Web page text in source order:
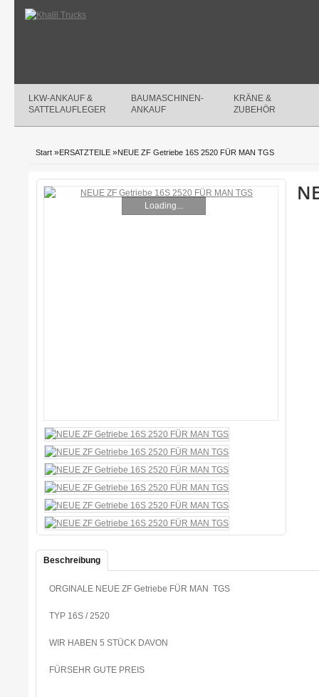
LKW-ANKAUF &
SATTELAUFLEGER
BAUMASCHINEN-
ANKAUF
KRÄNE &
ZUBEHÖR
Start »ERSATZTEILE »NEUE ZF Getriebe 16S 2520 FÜR MAN TGS
Loading...
Beschreibung
ORGINALE NEUE ZF Getriebe FÜR MAN TGS
TYP 16S / 2520
WIR HABEN 5 STÜCK DAVON
FÜRSEHR GUTE PREIS